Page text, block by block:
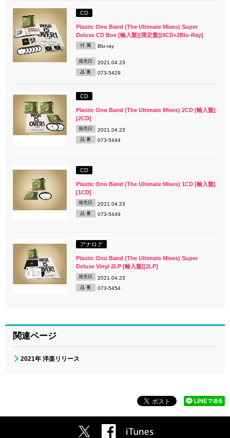
CD
Plastic Ono Band (The Ultimate Mixes) Super
Deluxe CD Box [輸入盤][限定盤][6CD+2Blu-Ray]
付 属 Blu-ray
発売日 2021.04.23
品 番 073-5429
CD
Plastic Ono Band (The Ultimate Mixes) 2CD [輸入盤]
[2CD]
発売日 2021.04.23
品 番 073-5444
CD
Plastic Ono Band (The Ultimate Mixes) 1CD [輸入盤]
[1CD]
発売日 2021.04.23
品 番 073-5449
アナログ
Plastic Ono Band (The Ultimate Mixes) Super
Deluxe Vinyl 2LP [輸入盤][2LP]
発売日 2021.04.23
品 番 073-5454
関連ページ
2021年 洋楽リリース